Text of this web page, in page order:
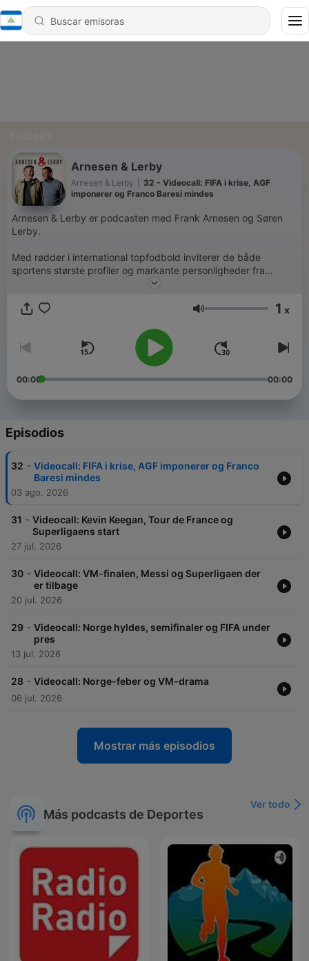
Arnesen & Lerby
Arnesen & Lerby
32 - Videocall: FIFA i krise, AGF
imponerer og Franco Baresi mindes
Arnesen & Lerby er podcasten med Frank Arnesen og Søren
Lerby.
Med rødder i international topfodbold inviterer de både
sportens største profiler og markante personligheder fra
erhverv og ledelse ind til ærlige og ufiltrerede samtaler.
Her handler det ikke kun om sport – men om pres,
Volumen 1 x
00:00 00:00
Episodios
32 - Videocall: FIFA i krise, AGF imponerer og Franco
Baresi mindes
03 ago. 2026
31 - Videocall: Kevin Keegan, Tour de France og
Superligaens start
27 jul. 2026
30 - Videocall: VM-finalen, Messi og Superligaen der
er tilbage
20 jul. 2026
29 - Videocall: Norge hyldes, semifinaler og FIFA under
pres
13 jul. 2026
28 - Videocall: Norge-feber og VM-drama
06 jul. 2026
Mostrar más episodios
Más podcasts de Deportes
Ver todo